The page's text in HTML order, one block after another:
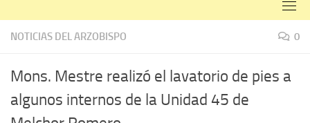
NOTICIAS DEL ARZOBISPO 0
Mons. Mestre realizó el lavatorio de pies a
algunos internos de la Unidad 45 de